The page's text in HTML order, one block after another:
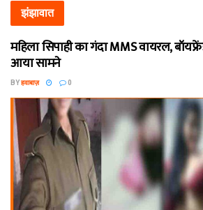
झंझावात
महिला सिपाही का गंदा MMS वायरल,
आया सामने
BYहवाबाज़ 0